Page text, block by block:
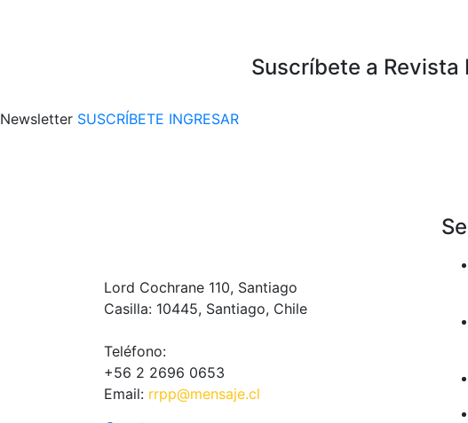
Suscríbete a
Newsletter SUSCRÍBETE INGRESAR
Lord Cochrane 110, Santiago
Casilla: 10445, Santiago, Chile
Teléfono:
+56 2 2696 0653
Email: rrpp@mensaje.cl